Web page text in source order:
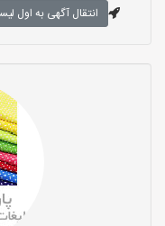
انتقال آگهی به اول